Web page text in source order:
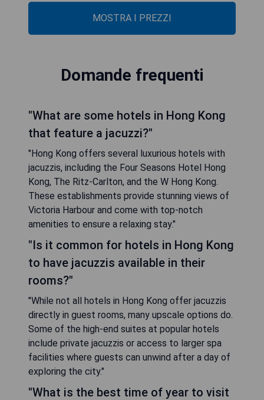
MOSTRA I PREZZI
Domande frequenti
"What are some hotels in Hong Kong
that feature a jacuzzi?"
"Hong Kong offers several luxurious hotels with
jacuzzis, including the Four Seasons Hotel Hong
Kong, The Ritz-Carlton, and the W Hong Kong.
These establishments provide stunning views of
Victoria Harbour and come with top-notch
amenities to ensure a relaxing stay."
"Is it common for hotels in Hong Kong
to have jacuzzis available in their
rooms?"
"While not all hotels in Hong Kong offer jacuzzis
directly in guest rooms, many upscale options do.
Some of the high-end suites at popular hotels
include private jacuzzis or access to larger spa
facilities where guests can unwind after a day of
exploring the city."
"What is the best time of year to visit